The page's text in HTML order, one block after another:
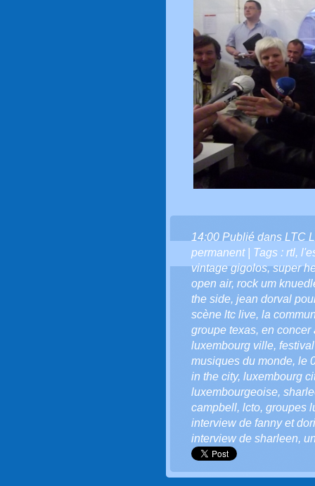
14:00 Publié dans LTC
permanent| Tags : rtl,
vintage gigolos,super
open air, rock um
the side, jean dorval
scène ltc live, la
groupe texas, en concer
luxembourg ville,
musiques du monde, le
in the city, luxembourg
luxembourgeoise,
campbell, lcto, groupes
interview de fanny et
interview de sharleen,